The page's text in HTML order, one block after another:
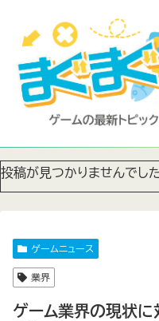
投稿が見つかりませんでした
ゲームニュース
業界
ゲーム業界の現状